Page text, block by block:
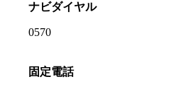
ナビダイヤル
0570
固定電話